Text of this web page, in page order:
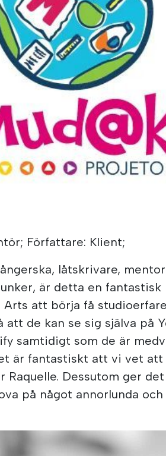
Författare: Klient;
låtskrivare,
är detta en
Arts att börja få
att de kan se sig själva på
samtidigt som de är
är fantastiskt att vi vet
Raquelle. Dessutom ger
på något annorlunda